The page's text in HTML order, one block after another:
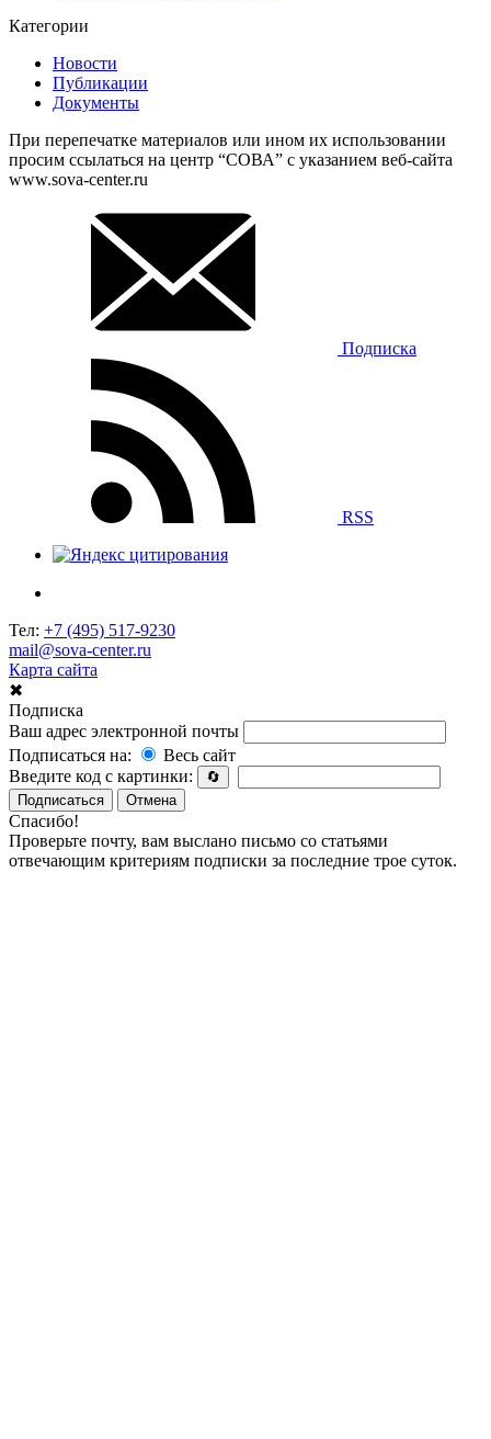
Категории
Новости
Публикации
Документы
При перепечатке материалов или ином их использовании
просим ссылаться на центр “СОВА” с указанием веб-сайта
www.sova-center.ru
Подписка
RSS
Тел: +7 (495) 517-9230
mail@sova-center.ru
Карта сайта
✖
Подписка
Ваш адрес электронной почты
Подписаться на:
Весь сайт
Введите код с картинки:
🔄
Подписаться
Отмена
Спасибо!
Проверьте почту, вам выслано письмо со статьями
отвечающим критериям подписки за последние трое суток.